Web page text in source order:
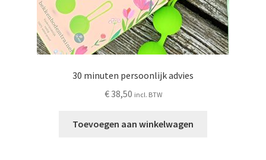
wat je nog meer wil weten
30 minuten persoonlijk advies
€38,50 incl. BTW
Toevoegen aan winkelwagen